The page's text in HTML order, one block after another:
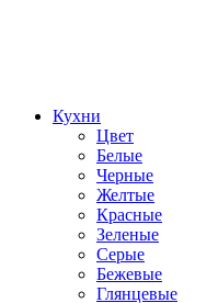
Кухни
Цвет
Белые
Черные
Желтые
Красные
Зеленые
Серые
Бежевые
Глянцевые